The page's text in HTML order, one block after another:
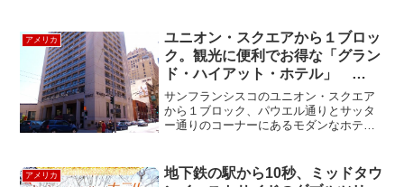
アメリカ
ユニオン・スクエアから１ブロッ
ク。観光に便利でお得な「グラン
ド・ハイアット・ホテル」
Grand Hyatt San Francisco
サンフランシスコのユニオン・スクエア
から１ブロック、パウエル通りとサッタ
ー通りのコーナーにあるモダンなホテ
ぐ近くです。ロビーはこじんまりしてい
ますが、その分人通りも少な...
アメリカ
地下鉄の駅から10秒、ミッドタウ